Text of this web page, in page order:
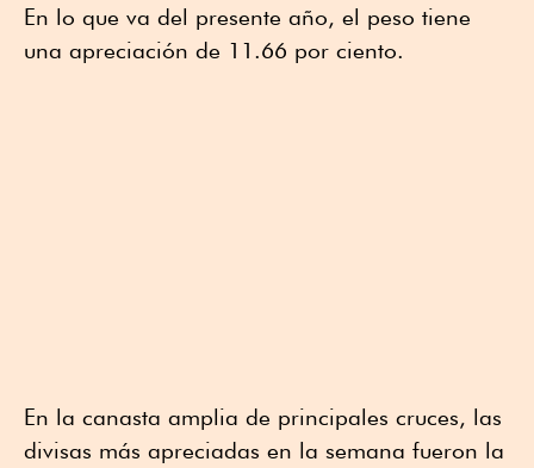
En lo que va del presente año, el peso tiene
una apreciación de 11.66 por ciento.
En la canasta amplia de principales cruces, las
divisas más apreciadas en la semana fueron la